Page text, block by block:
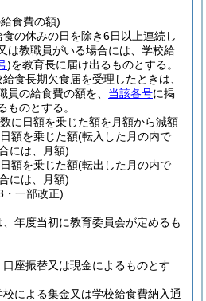
食費の額)
の休みの日を除き6日以上連続し
は教職員がいる場合には、学校給
)を教育長に届け出るものとする。
食長期欠食届を受理したときは、
員の給食費の額を、 当該各号に掲
ものとする。
に日額を乗じた額を月額から減額
額を乗じた額(転入した月の内で
には、月額)
額を乗じた額(転出した月の内で
には、月額)
・一部改正)
年度当初に教育委員会が定めるも
座振替又は現金によるものとす
による集金又は学校給食費納入通